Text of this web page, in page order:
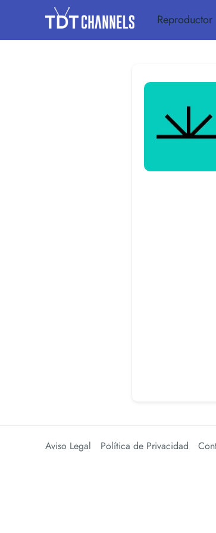
Reproductor
Aviso Legal Política de Privacidad